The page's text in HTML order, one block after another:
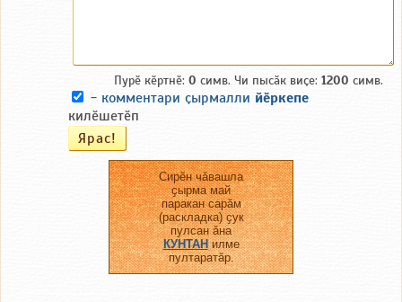
Пурӗ кӗртнӗ: 0 симв. Чи пысӑк виҫе: 1200 симв.
- комментари ҫырмалли йӗркепе
килӗшетӗп
Сирӗн чӑвашла
ҫырма май
паракан сарӑм
(раскладка) ҫук
пулсан ӑна
КУНТАНилме
пултаратӑр.